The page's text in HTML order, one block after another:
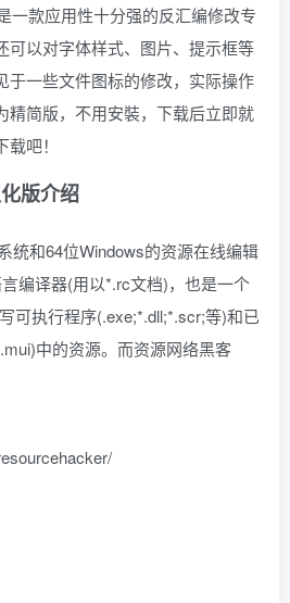
一款应用性十分强的反汇编修改专
可以对字体样式、图片、提示框等
于一些文件图标的修改，实际操作
精简版，不用安裝，下载后立即就
吧！
版介绍
统和64位Windows的资源在线编辑
编译器(用以*.rc文档)，也是一个
可执行程序(.exe;*.dll;*.scr;等)和已
中的资源。而资源网络黑客